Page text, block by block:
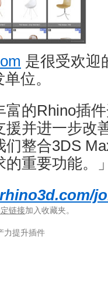
是很受欢迎
位。
富的Rhino插
并进一步改
们整合3DS
的重要功能。
链接加入收藏夹。
力提升插件